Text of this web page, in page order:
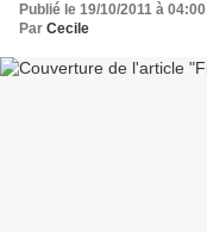
Publié le 19/10/2011 à 04:00
Par Cecile